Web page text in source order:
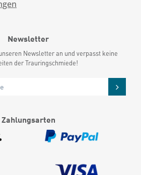
Newsletter
Newsletter an und verpasst keine
der Trauringschmiede!
Zahlungsarten